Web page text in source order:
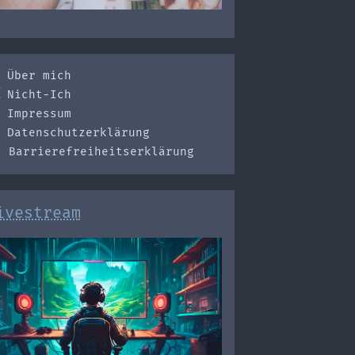
Über mich
Nicht-Ich
Impressum
Datenschutzerklärung
Barrierefreiheitserklärung